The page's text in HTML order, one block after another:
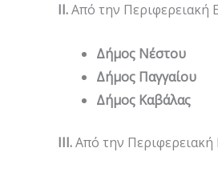
II.Από την Περιφερειακή
Δήμος Νέστου
Δήμος Παγγαίου
Δήμος Καβάλας
III.Από την Περιφερειακή